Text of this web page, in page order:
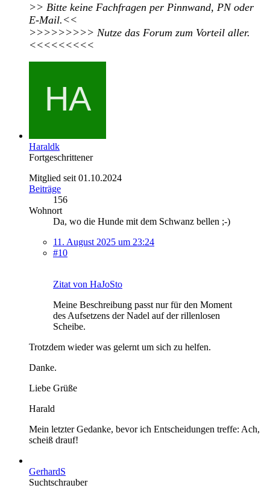
>> Bitte keine Fachfragen per Pinnwand, PN oder
E-Mail.<<
>>>>>>>>> Nutze das Forum zum Vorteil aller.
<<<<<<<<<
Haraldk
Fortgeschrittener
Mitglied seit 01.10.2024
Beiträge
156
Wohnort
Da, wo die Hunde mit dem Schwanz bellen ;-)
11. August 2025 um 23:24
#10
Zitat von HaJoSto
Meine Beschreibung passt nur für den Moment
des Aufsetzens der Nadel auf der rillenlosen
Scheibe.
Trotzdem wieder was gelernt um sich zu helfen.
Danke.
Liebe Grüße
Harald
Mein letzter Gedanke, bevor ich Entscheidungen treffe: Ach,
scheiß drauf!
GerhardS
Suchtschrauber